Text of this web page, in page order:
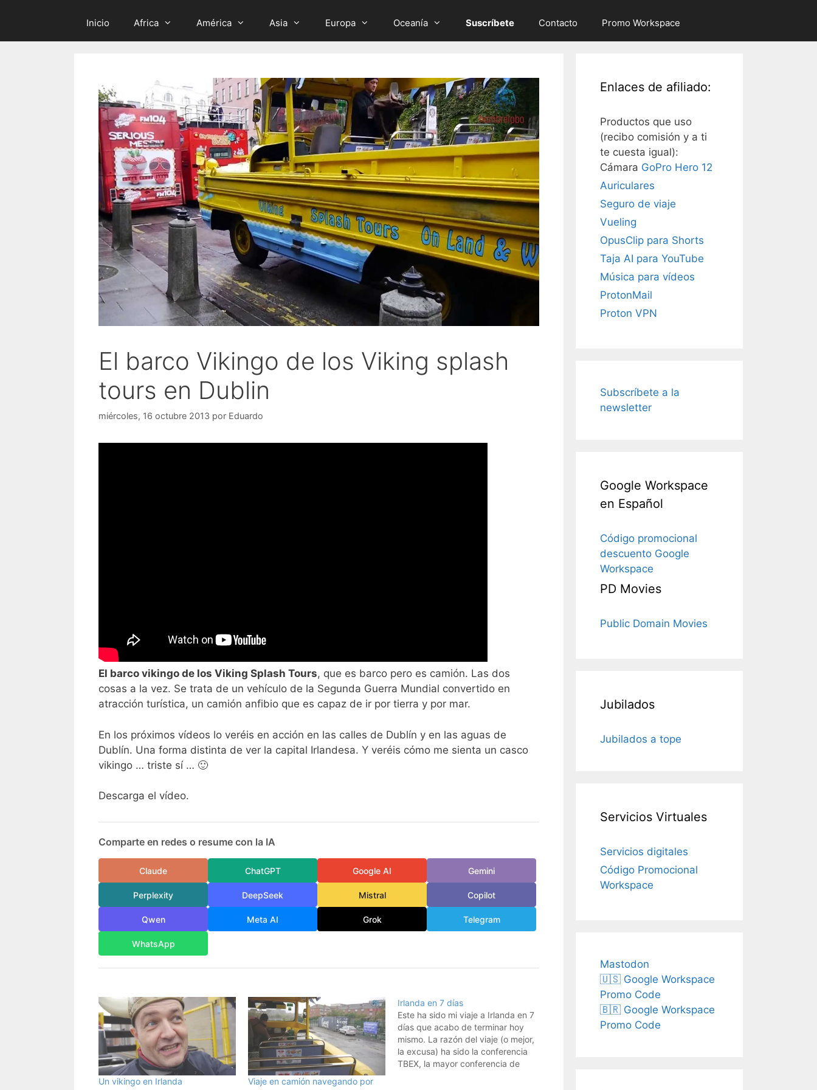
Inicio Africa América Asia Europa Oceanía Suscríbete Contacto Promo Workspace
El barco Vikingo de los Viking splash
tours en Dublin
miércoles, 16 octubre 2013 por Eduardo
El barco vikingo de los Viking Splash Tours, que es barco pero es camión. Las dos
cosas a la vez. Se trata de un vehículo de la Segunda Guerra Mundial convertido en
atracción turística, un camión anfibio que es capaz de ir por tierra y por mar.
En los próximos vídeos lo veréis en acción en las calles de Dublín y en las aguas de
Dublín. Una forma distinta de ver la capital Irlandesa. Y veréis cómo me sienta un casco
vikingo … triste sí … 🙂
Descarga el vídeo.
Comparte en redes o resume con la IA
Claude ChatGPT Google AI Gemini
Perplexity DeepSeek Mistral Copilot
Qwen Meta AI Grok Telegram
WhatsApp
Un vikingo en Irlanda
Viaje en camión navegando por
Irlanda en 7 días
Este ha sido mi viaje a Irlanda en 7
días que acabo de terminar hoy
mismo. La razón del viaje (o mejor,
la excusa) ha sido la conferencia
TBEX, la mayor conferencia de
Enlaces de afiliado:
Productos que uso
(recibo comisión y a ti
te cuesta igual):
Cámara GoPro Hero 12
Auriculares
Seguro de viaje
Vueling
OpusClip para Shorts
Taja AI para YouTube
Música para vídeos
ProtonMail
Proton VPN
Subscríbete a la
newsletter
Google Workspace
en Español
Código promocional
descuento Google
Workspace
PD Movies
Public Domain Movies
Jubilados
Jubilados a tope
Servicios Virtuales
Servicios digitales
Código Promocional
Workspace
Mastodon
🇺🇸 Google Workspace
Promo Code
🇧🇷 Google Workspace
Promo Code